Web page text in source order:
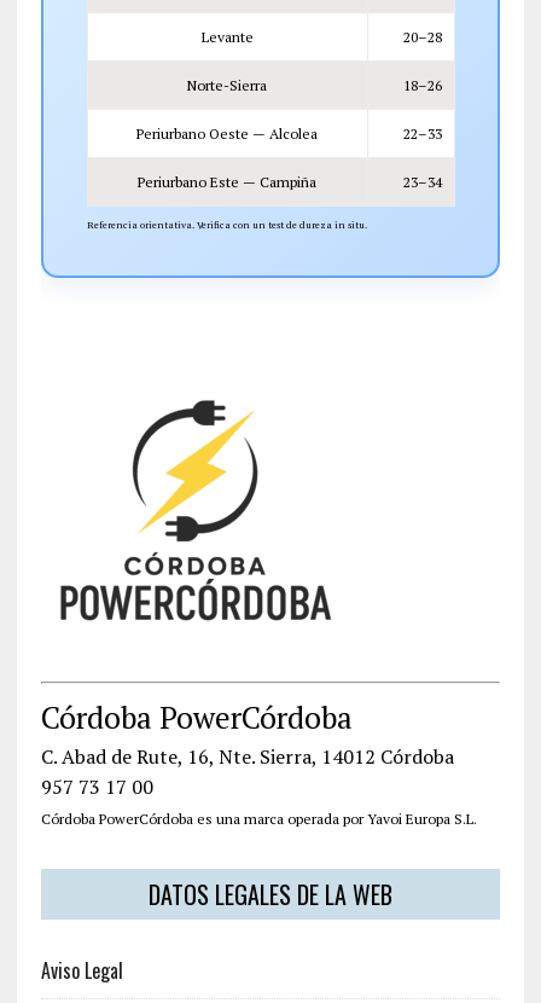
Levante 20–28
Norte-Sierra 18–26
Periurbano Oeste — Alcolea 22–33
Periurbano Este — Campiña 23–34
Referencia orientativa. Verifica con un test de dureza in situ.
Córdoba PowerCórdoba
C. Abad de Rute, 16, Nte. Sierra, 14012 Córdoba
957 73 17 00
Córdoba PowerCórdoba es una marca operada por Yavoi Europa S.L.
DATOS LEGALES DE LA WEB
Aviso Legal